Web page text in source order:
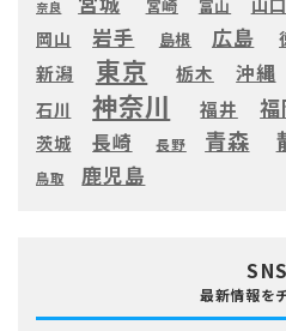
奈良 宮崎 富山
岡山
岩手 島根 広島
新潟 東京 栃木 沖縄
石川
神奈川 福井 福
茨城 長崎 長野 青森
鳥取 鹿児島
SNS
最新情報を